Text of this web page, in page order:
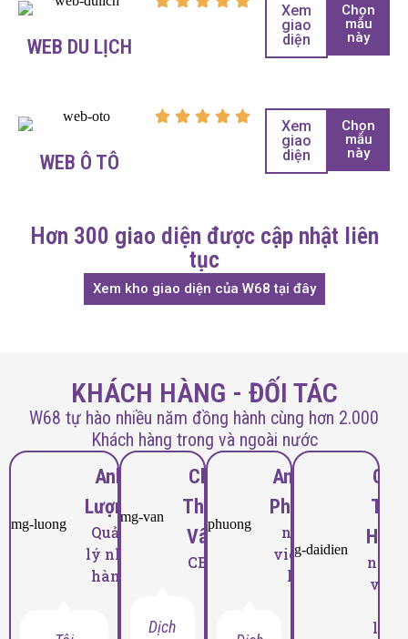
WEB DU LỊCH
Xem
giao
diện
Chọn
mẫu
này
WEB Ô TÔ
Xem
giao
diện
Chọn
mẫu
này
Hơn 300 giao diện được cập nhật liên
tục
Xem kho giao diện của W68 tại đây
KHÁCH HÀNG - ĐỐI TÁC
W68 tự hào nhiều năm đồng hành cùng hơn 2.000
Khách hàng trong và ngoài nước
Anh
Lượng
Quản
lý nhà
hàng
Dịch
Chị
Thúy
Vân
CEO
Anh Vũ
Phương
nhân
viên du
lịch
Chị
Thu
Hằng
nhân
viên
lịch